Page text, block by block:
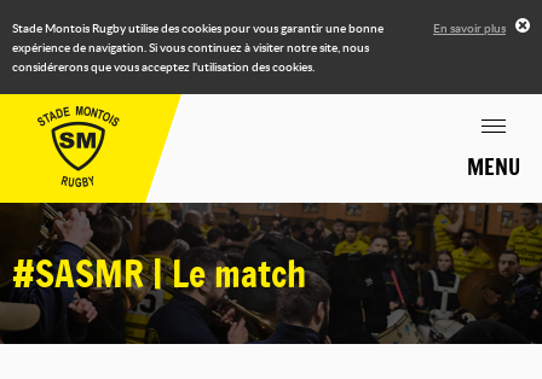
Stade Montois Rugby utilise des cookies pour vous garantir une bonne
expérience de navigation. Si vous continuez à visiter notre site, nous
considérerons que vous acceptez l'utilisation des cookies.
En savoir plus
MENU
#SASMR | Le match